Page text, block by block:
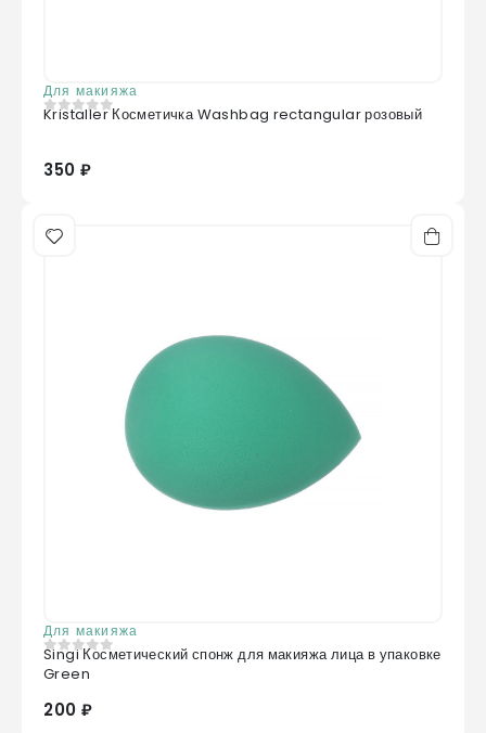
Для макияжа
0из 5
Kristaller Косметичка Washbag rectangular розовый
350 ₽
Для макияжа
0из 5
Singi Косметический спонж для макияжа лица в упаковке
Green
200 ₽